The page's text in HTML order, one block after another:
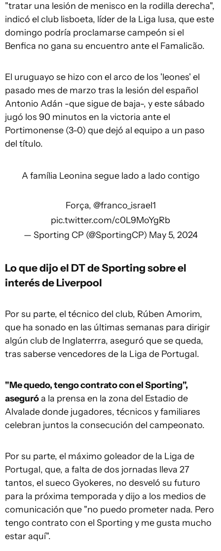
"tratar una lesión de menisco en la rodilla derecha",
indicó el club lisboeta, líder de la Liga lusa, que este
domingo podría proclamarse campeón si el
Benfica no gana su encuentro ante el Famalicão.
El uruguayo se hizo con el arco de los 'leones' el
pasado mes de marzo tras la lesión del español
Antonio Adán -que sigue de baja-, y este sábado
jugó los 90 minutos en la victoria ante el
Portimonense (3-0) que dejó al equipo a un paso
del título.
A família Leonina segue lado a lado contigo
Força, @franco_israel1
pic.twitter.com/c0L9MoYgRb
— Sporting CP (@SportingCP) May 5, 2024
Lo que dijo el DT de Sporting sobre el
interés deLiverpool
Por su parte, el técnico del club, Rúben Amorim,
que ha sonado en las últimas semanas para dirigir
algún club de Inglaterrra, aseguró que se queda,
tras saberse vencedores de la Liga de Portugal.
"Me quedo, tengo contrato con el Sporting",
aseguróa la prensa en la zona del Estadio de
Alvalade donde jugadores, técnicos y familiares
celebran juntos la consecución del campeonato.
Por su parte, el máximo goleador de la Liga de
Portugal, que, a falta de dos jornadas lleva 27
tantos, el sueco Gyokeres, no desveló su futuro
para la próxima temporada y dijo a los medios de
comunicación que "no puedo prometer nada. Pero
tengo contrato con el Sporting y me gusta mucho
estar aquí".